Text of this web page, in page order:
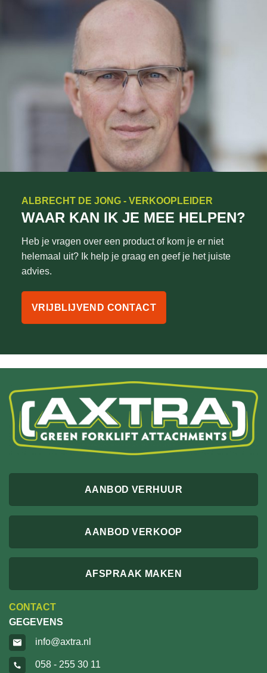
ALBRECHT DE JONG - VERKOOPLEIDER
WAAR KAN IK JE MEE HELPEN?
Heb je vragen over een product of kom je er niet
helemaal uit? Ik help je graag en geef je het juiste
advies.
VRIJBLIJVEND CONTACT
AANBOD VERHUUR
AANBOD VERKOOP
AFSPRAAK MAKEN
CONTACT
GEGEVENS
info@axtra.nl
058 - 255 30 11